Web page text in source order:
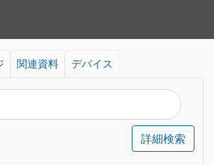
関連資料 デバイス
詳細検索